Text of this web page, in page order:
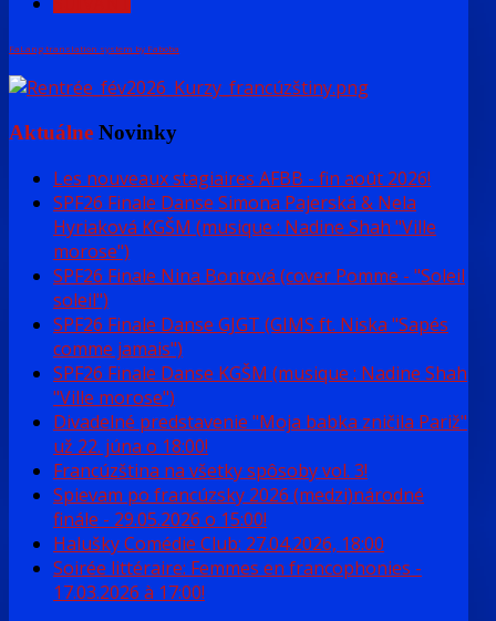
FaLang translation system by Faboba
Aktuálne Novinky
Les nouveaux stagiaires AFBB - fin août 2026!
SPF26 Finale Danse Simona Pajerská & Nela
Hyriaková KGŠM (musique : Nadine Shah "Ville
morose")
SPF26 Finale Nina Bontová (cover Pomme - "Soleil
soleil")
SPF26 Finale Danse GJGT (GIMS ft. Niska "Sapés
comme jamais")
SPF26 Finale Danse KGŠM (musique : Nadine Shah
"Ville morose")
Divadelné predstavenie "Moja babka zničila Pariž"
už 22. júna o 18:00!
Francúzština na všetky spôsoby vol. 3!
Spievam po francúzsky 2026 (medzi)národné
finále - 29.05.2026 o 15:00!
Halušky Comédie Club: 27.04.2026, 18:00
Soirée littéraire: Femmes en francophonies -
17.03.2026 à 17:00!